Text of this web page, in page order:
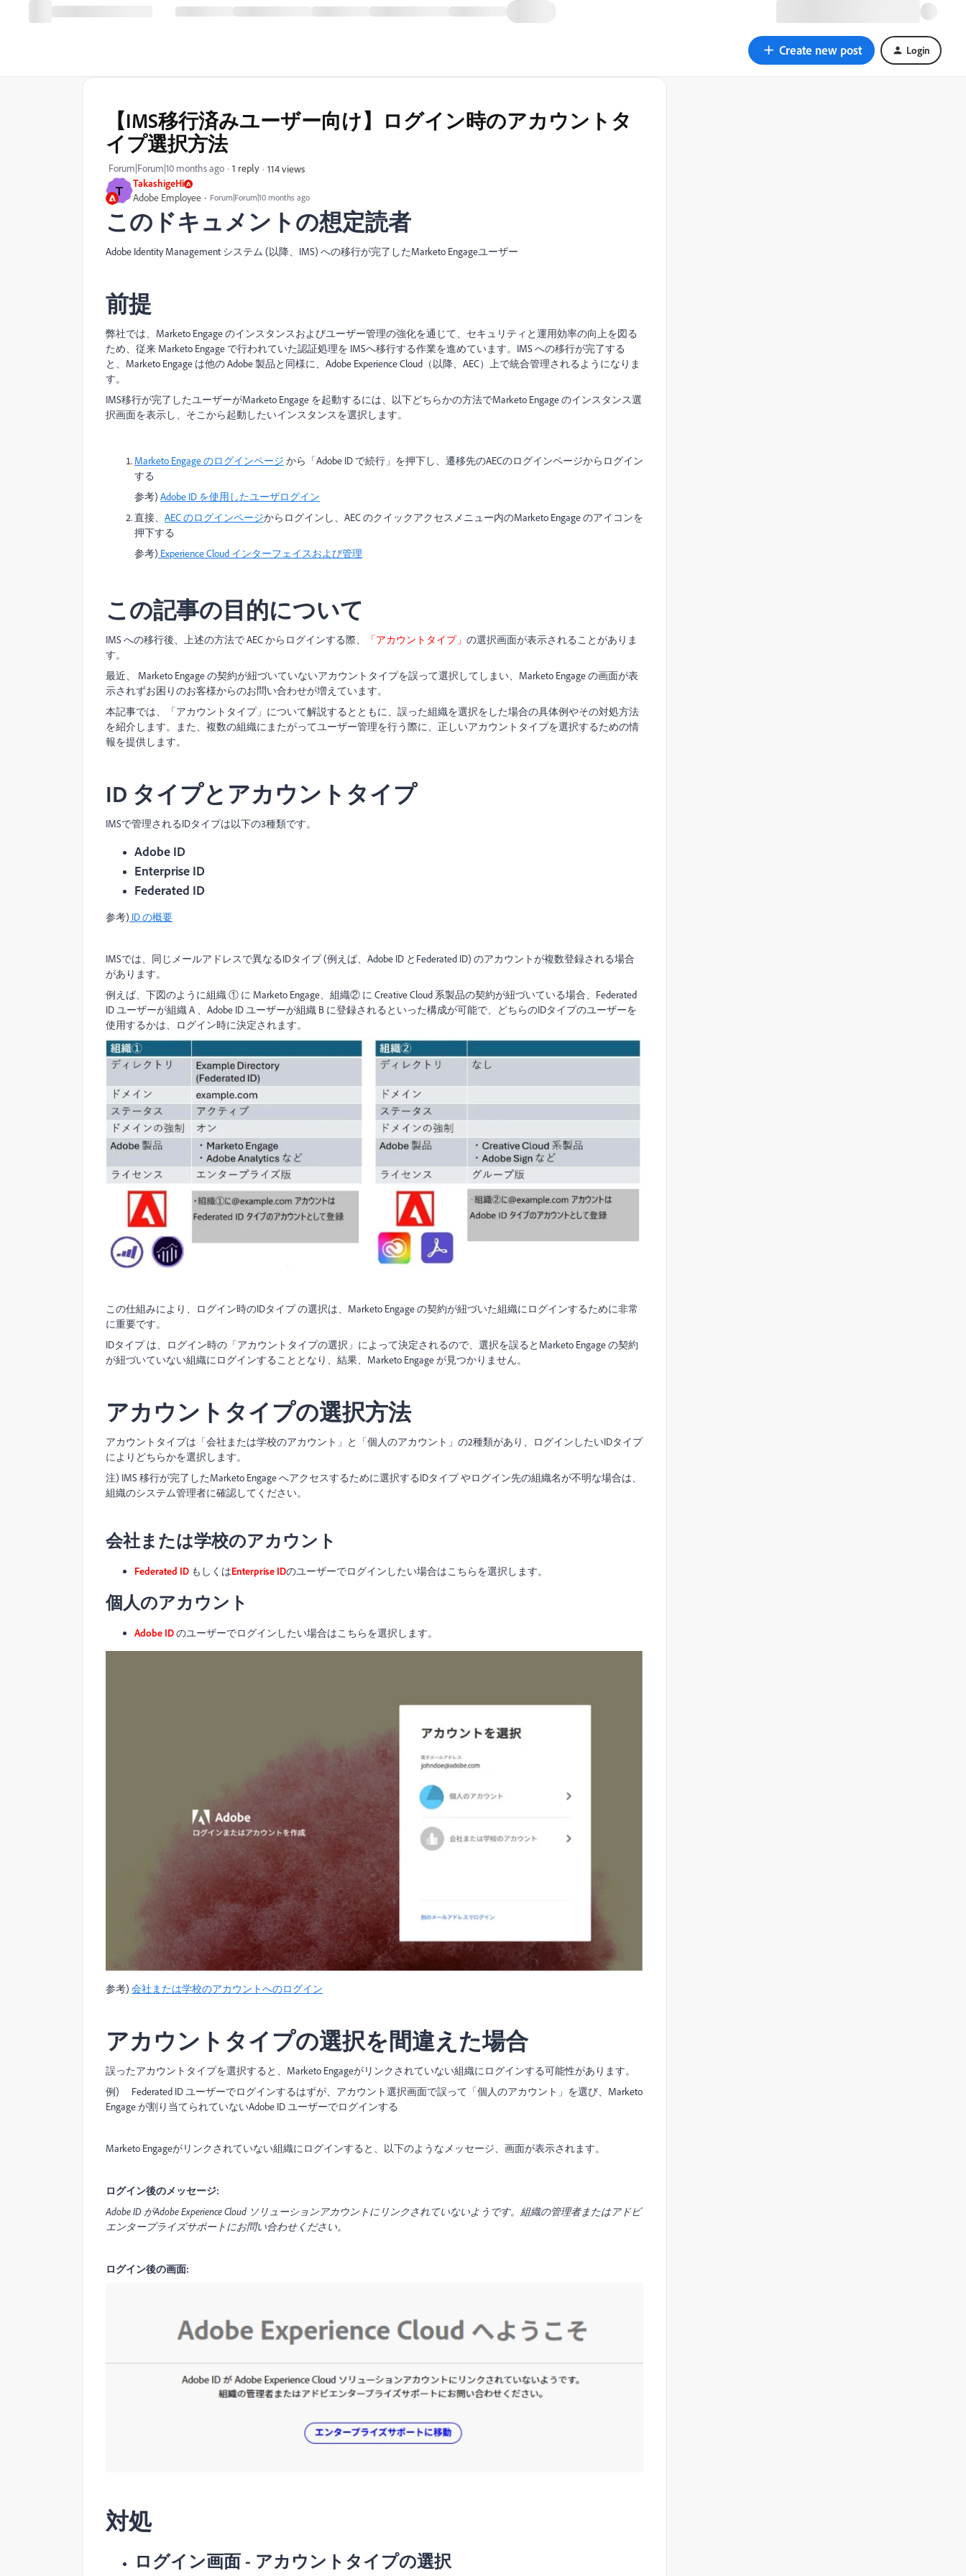
Create new post Login
T TakashigeHi
Adobe Employee Forum|Forum|10 months ago
【IMS移行済みユーザー向け】ログイン時のアカウントタ
イプ選択方法
Forum|Forum|10 months ago 1 reply 114 views
このドキュメントの想定読者
Adobe Identity Management システム (以降、IMS) への移行が完了したMarketo Engageユーザー
前提
弊社では、Marketo Engage のインスタンスおよびユーザー管理の強化を通じて、セキュリティと運用効率の向上を図る
ため、従来 Marketo Engage で行われていた認証処理を IMSへ移行する作業を進めています。IMS への移行が完了する
と、Marketo Engage は他の Adobe 製品と同様に、Adobe Experience Cloud（以降、AEC）上で統合管理されるようになりま
す。
IMS移行が完了したユーザーがMarketo Engage を起動するには、以下どちらかの方法でMarketo Engage のインスタンス選
択画面を表示し、そこから起動したいインスタンスを選択します。
Marketo Engage のログインページ から「Adobe ID で続行」を押下し、遷移先のAECのログインページからログイン
する
参考) Adobe ID を使用したユーザログイン
直接、 AEC のログインページからログインし、AEC のクイックアクセスメニュー内のMarketo Engage のアイコンを
押下する
参考) Experience Cloud インターフェイスおよび管理
この記事の目的について
IMS への移行後、上述の方法で AEC からログインする際、 「アカウントタイプ」 の選択画面が表示されることがありま
す。
最近、 Marketo Engage の契約が紐づいていないアカウントタイプを誤って選択してしまい、Marketo Engage の画面が表
示されずお困りのお客様からのお問い合わせが増えています。
本記事では、「アカウントタイプ」について解説するとともに、誤った組織を選択をした場合の具体例やその対処方法
を紹介します。また、複数の組織にまたがってユーザー管理を行う際に、正しいアカウントタイプを選択するための情
報を提供します。
ID タイプとアカウントタイプ
IMSで管理されるIDタイプは以下の3種類です。
Adobe ID
Enterprise ID
Federated ID
参考) IDの概要
IMSでは、同じメールアドレスで異なるIDタイプ (例えば、Adobe ID とFederated ID) のアカウントが複数登録される場合
があります。
例えば、下図のように組織 ① に Marketo Engage、組織② に Creative Cloud 系製品の契約が紐づいている場合、Federated
ID ユーザーが組織 A 、Adobe ID ユーザーが組織 B に登録されるといった構成が可能で、どちらのIDタイプのユーザーを
使用するかは、ログイン時に決定されます。
この仕組みにより、ログイン時のIDタイプ の選択は、Marketo Engage の契約が紐づいた組織にログインするために非常
に重要です。
IDタイプ は、ログイン時の「アカウントタイプの選択」によって決定されるので、選択を誤るとMarketo Engage の契約
が紐づいていない組織にログインすることとなり、結果、Marketo Engage が見つかりません。
アカウントタイプの選択方法
アカウントタイプは「会社または学校のアカウント」と「個人のアカウント」の2種類があり、ログインしたいIDタイプ
によりどちらかを選択します。
注) IMS 移行が完了したMarketo Engage へアクセスするために選択するIDタイプ やログイン先の組織名が不明な場合は、
組織のシステム管理者に確認してください。
会社または学校のアカウント
Federated ID もしくはEnterprise IDのユーザーでログインしたい場合はこちらを選択します。
個人のアカウント
Adobe IDのユーザーでログインしたい場合はこちらを選択します。
参考) 会社または学校のアカウントへのログイン
アカウントタイプの選択を間違えた場合
誤ったアカウントタイプを選択すると、Marketo Engageがリンクされていない組織にログインする可能性があります。
例) Federated ID ユーザーでログインするはずが、アカウント選択画面で誤って「個人のアカウント」を選び、Marketo
Engage が割り当てられていないAdobe ID ユーザーでログインする
Marketo Engageがリンクされていない組織にログインすると、以下のようなメッセージ、画面が表示されます。
ログイン後のメッセージ:
Adobe ID がAdobe Experience Cloud ソリューションアカウントにリンクされていないようです。組織の管理者またはアドビ
エンタープライズサポートにお問い合わせください。
ログイン後の画面:
対処
ログイン画面 - アカウントタイプの選択